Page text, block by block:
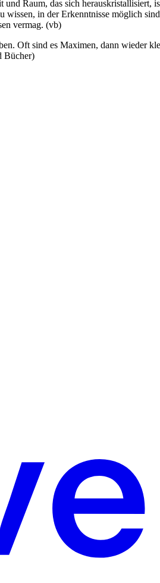
Raum, das sich herauskristallisiert,
in der Erkenntnisse möglich
vermag. (vb)
Oft sind es Maximen, dann wieder
Bücher)